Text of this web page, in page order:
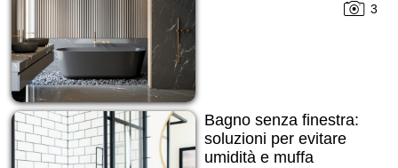
3
Bagno senza finestra:
soluzioni per evitare
umidità e muffa